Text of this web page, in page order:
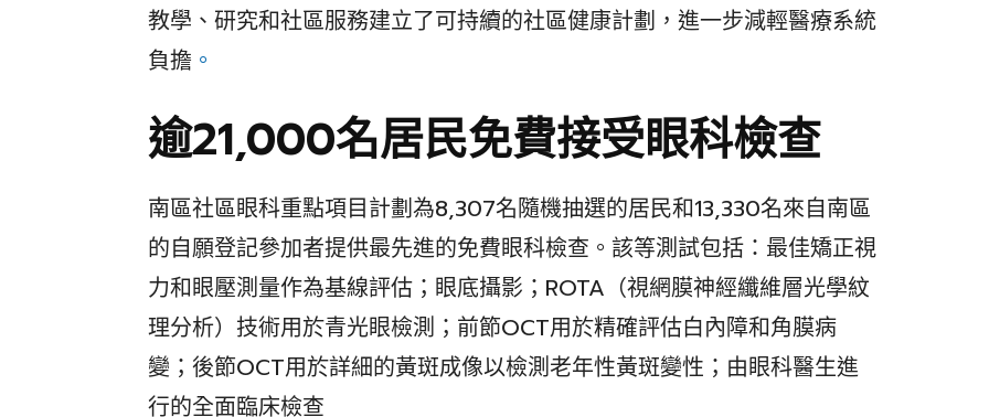
教學、研究和社區服務建立了可持續的社區健康計劃，進一步減輕醫療系統
負擔 。
逾21,000名居民免費接受眼科檢查
南區社區眼科重點項目計劃為8,307名隨機抽選的居民和13,330名來自南區
的自願登記參加者提供最先進的免費眼科檢查。該等測試包括：最佳矯正視
力和眼壓測量作為基線評估；眼底攝影；ROTA（視網膜神經纖維層光學紋
理分析）技術用於青光眼檢測；前節OCT用於精確評估白內障和角膜病
變；後節OCT用於詳細的黃斑成像以檢測老年性黃斑變性；由眼科醫生進
行的全面臨床檢查